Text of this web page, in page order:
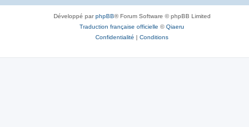
Développé parphpBB® Forum Software © phpBB Limited
Traduction française officielle ©Qiaeru
Confidentialité | Conditions